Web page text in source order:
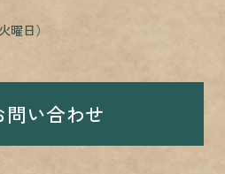
曜日）
問い合わせ